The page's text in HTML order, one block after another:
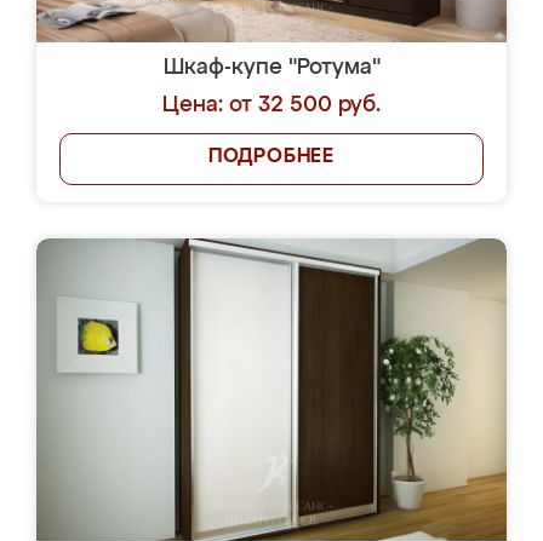
Шкаф-купе "Ротума"
Цена: от 32 500 руб.
ПОДРОБНЕЕ